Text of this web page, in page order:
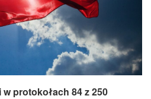
protokołach 84 z 250